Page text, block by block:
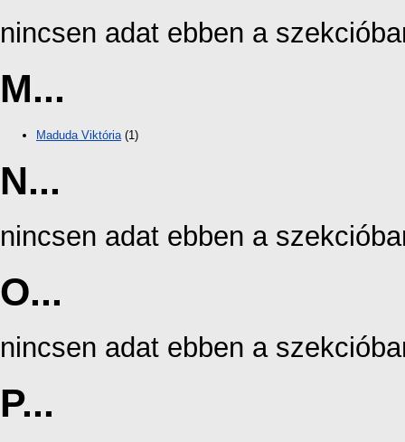
nincsen adat ebben a
M...
Maduda Viktória (1)
N...
nincsen adat ebben a
O...
nincsen adat ebben a
P...